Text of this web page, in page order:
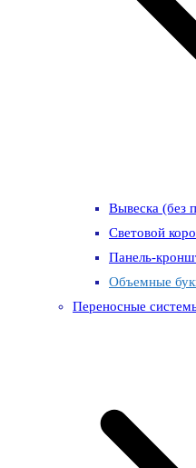
Вывеска (без
Световой
Панель-
Объемные
Переносные